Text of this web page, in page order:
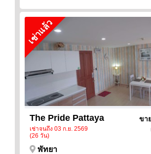
เช่าแล้ว
The Pride Pattaya
เช่าจนถึง 03 ก.ย. 2569
(26 วัน)
ขา
พัทยา